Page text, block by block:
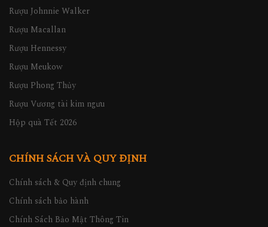
Rượu Johnnie Walker
Rượu Macallan
Rượu Hennessy
Rượu Meukow
Rượu Phong Thủy
Rượu Vương tài kim ngưu
Hộp quà Tết 2026
CHÍNH SÁCH VÀ QUY ĐỊNH
Chính sách & Quy định chung
Chính sách bảo hành
Chính Sách Bảo Mật Thông Tin